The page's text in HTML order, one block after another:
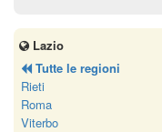
Lazio
Tutte le regioni
Rieti
Roma
Viterbo